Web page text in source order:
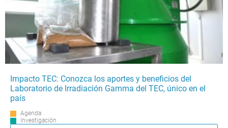
Impacto TEC: Conozca los aportes y beneficios del
Laboratorio de Irradiación Gamma del TEC, único en el
país
Agenda
Investigación